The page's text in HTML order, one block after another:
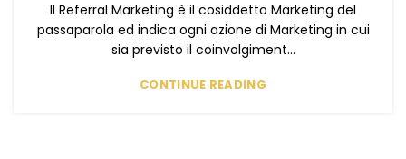
Il Referral Marketing è il cosiddetto Marketing del
passaparola ed indica ogni azione di Marketing in cui
sia previsto il coinvolgiment...
CONTINUE READING